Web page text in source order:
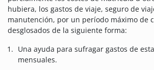
hubiera, los gastos de viaje, seguro de
manutención, por un período máximo de
desglosados de la siguiente forma:
Una ayuda para sufragar gastos de
mensuales.